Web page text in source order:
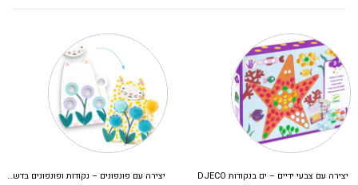
יצירה עם צבעי ידיים – ים בנקודות DJECO יצירה עם פונפונים – נקודות ופונפונים בדשא DJECO